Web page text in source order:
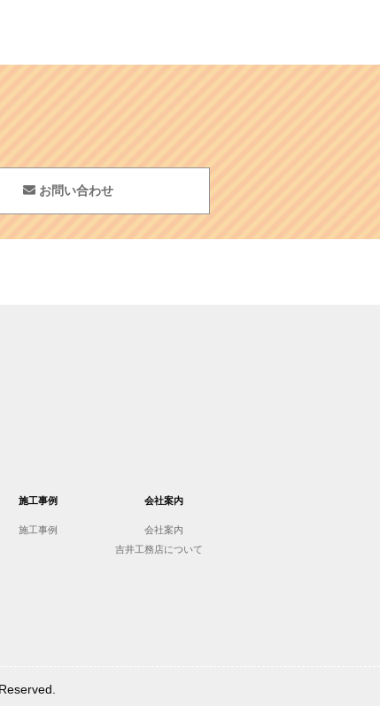
お問い合わせ
施工事例
施工事例
会社案内
会社案内
吉井工務店について